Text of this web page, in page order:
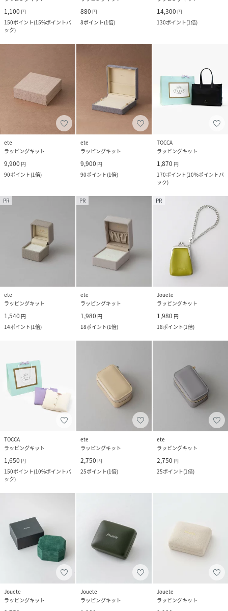
1,100 円
150ポイント(15%ポイントバ
ック)
880 円
8ポイント(1倍)
14,300 円
130ポイント(1倍)
ete
ラッピングキット
9,900 円
90ポイント(1倍)
ete
ラッピングキット
9,900 円
90ポイント(1倍)
TOCCA
ラッピングキット
1,870 円
170ポイント(10%ポイントバ
ック)
PR
ete
ラッピングキット
1,540 円
14ポイント(1倍)
PR
ete
ラッピングキット
1,980 円
18ポイント(1倍)
PR
Jouete
ラッピングキット
1,980 円
18ポイント(1倍)
TOCCA
ラッピングキット
1,650 円
150ポイント(10%ポイントバ
ック)
ete
ラッピングキット
2,750 円
25ポイント(1倍)
ete
ラッピングキット
2,750 円
25ポイント(1倍)
Jouete
ラッピングキット
Jouete
ラッピングキット
Jouete
ラッピングキット